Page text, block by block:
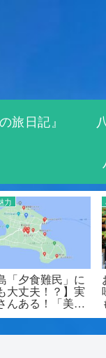
旅日記』
日記
】がアジアで人
浜島のつんく
きくおさん」が
ばーちゃんアイ